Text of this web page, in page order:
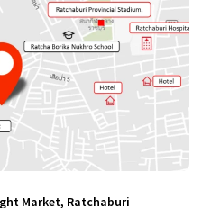
Market, Ratchaburi